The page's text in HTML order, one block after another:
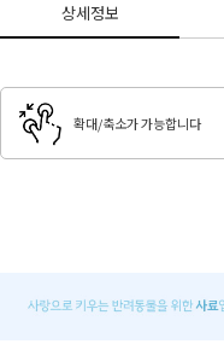
상세정보
확대/축소가 가능합니다